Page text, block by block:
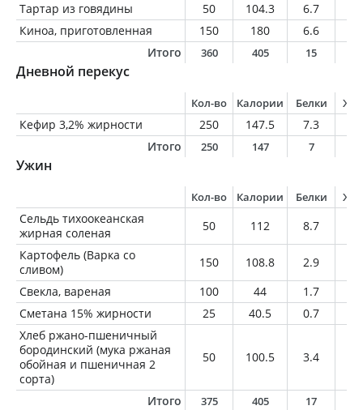
Тартар из говядины
50 104.3 6.7
Киноа, приготовленная
150 180 6.6
Итого
360 405 15
Дневной перекус
Кол-во Калории Белки
Кефир 3,2% жирности 250 147.5 7.3
Итого
250 147 7
Ужин
Кол-во Калории Белки
Сельдь тихоокеанская
жирная соленая
50 112 8.7
Картофель (Варка со
сливом)
150 108.8 2.9
Свекла, вареная
100 44 1.7
Сметана 15% жирности
25 40.5 0.7
Хлеб ржано-пшеничный
бородинский (мука ржаная
обойная и пшеничная 2
сорта)
50 100.5 3.4
Итого 375 405 17